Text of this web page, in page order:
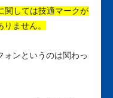
関しては技適マークが
ません。
ォンというのは関わっ